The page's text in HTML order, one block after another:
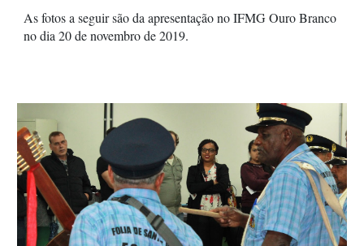
As fotos a seguir são da apresentação no IFMG Ouro Branco
no dia 20 de novembro de 2019.